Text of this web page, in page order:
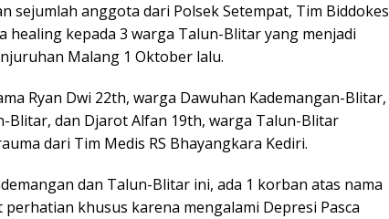
sejumlah anggota dari Polsek Setempat, Tim Biddokes
healing kepada 3 warga Talun-Blitar yang menjadi
Malang 1 Oktober lalu.
Ryan Dwi 22th, warga Dawuhan Kademangan-Blitar,
Blitar, dan Djarot Alfan 19th, warga Talun-Blitar
dari Tim Medis RS Bhayangkara Kediri.
dan Talun-Blitar ini, ada 1 korban atas nama
khusus karena mengalami Depresi Pasca